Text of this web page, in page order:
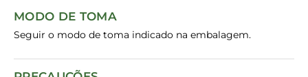
MODO DE TOMA
Seguir o modo de toma indicado na embalagem.